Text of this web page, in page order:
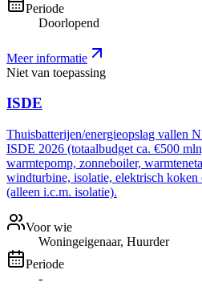
Periode
Doorlopend
Meer informatie
Niet van toepassing
ISDE
Thuisbatterijen/energieopslag vallen
ISDE 2026 (totaalbudget ca. €500
warmtepomp, zonneboiler,
windturbine, isolatie, elektrisch koken
(alleen i.c.m. isolatie).
Voor wie
Woningeigenaar, Huurder
Periode
-